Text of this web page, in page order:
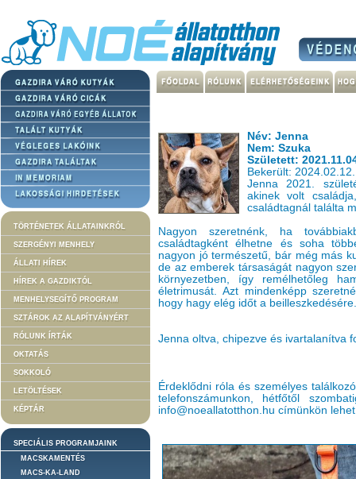
TÖRTÉNETEK ÁLLATAINKRÓL
SZERGÉNYI MENHELY
ÁLLATI HÍREK
HÍREK A GAZDIKTÓL
MENHELYSEGÍTŐ PROGRAM
SZTÁROK AZ ALAPÍTVÁNYÉRT
RÓLUNK ÍRTÁK
OKTATÁS
SOKKOLÓ
LETÖLTÉSEK
KÉPTÁR
SPECIÁLIS PROGRAMJAINK
MACSKAMENTÉS
MACS-KA-LAND
Név: Jenna
Nem: Szuka
Született:
Bekerült: 2024.02.12.
Jenna 2021.
akinek volt
családtagnál találta
Nagyon szeretnénk, ha
családtagként élhetne és soha
nagyon jó természetű, bár még más
de az emberek társaságát nagyon
környezetben, így remélhetőleg
életrimusát. Azt mindenképp
hogy hagy elég időt a beilleszkedésére.
Jenna oltva, chipezve és ivartalanítva
Érdeklődni róla és személyes
telefonszámunkon, hétfőtől
info@noeallatotthon.hu címünkön